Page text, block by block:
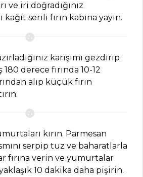
ve iri doğradığınız
kağıt serili fırın kabına yayın.
karışımı gezdirip
180 derece fırında 10-12
alıp küçük fırın
kırın. Parmesan
serpip tuz ve baharatlarla
fırına verin ve yumurtalar
10 dakika daha pişirin.